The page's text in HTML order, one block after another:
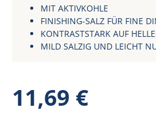
MIT AKTIVKOHLE
FINISHING-SALZ FÜR FINE
KONTRASTSTARK AUF
MILD SALZIG UND LEICHT
Regulärer Preis:
11,69 €